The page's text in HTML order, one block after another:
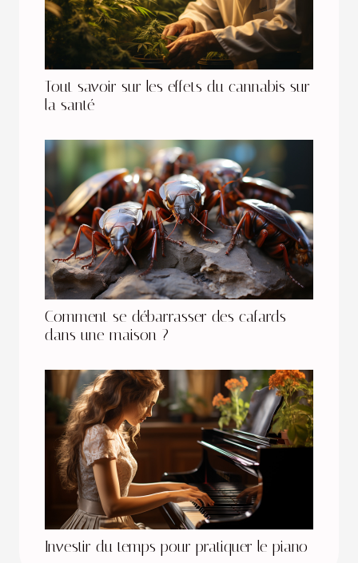
Tout savoir sur les effets du cannabis sur
la santé
Comment se débarrasser des cafards
dans une maison ?
Investir du temps pour pratiquer le piano